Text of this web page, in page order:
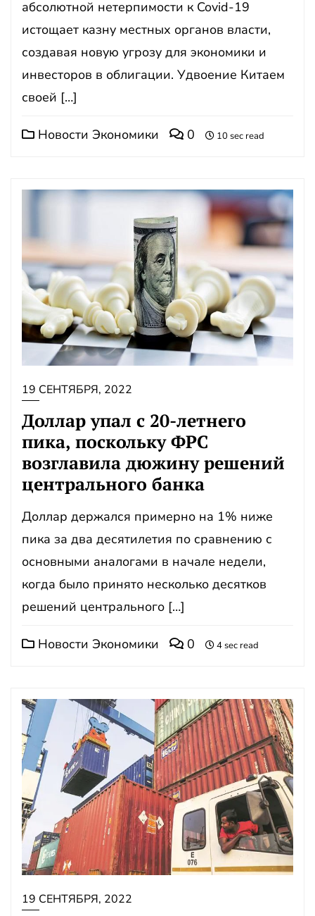
абсолютной нетерпимости к Covid-19
истощает казну местных органов власти,
создавая новую угрозу для экономики и
инвесторов в облигации. Удвоение Китаем
своей […]
Новости Экономики 0 10 sec read
19 СЕНТЯБРЯ, 2022
Доллар упал с 20-летнего
пика, поскольку ФРС
возглавила дюжину решений
центрального банка
Доллар держался примерно на 1% ниже
пика за два десятилетия по сравнению с
основными аналогами в начале недели,
когда было принято несколько десятков
решений центрального […]
Новости Экономики 0 4 sec read
19 СЕНТЯБРЯ, 2022